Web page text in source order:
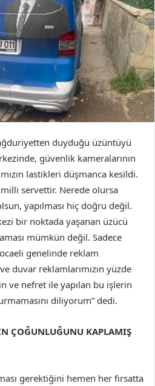
duyduğu üzüntüyü
güvenlik kameralarının
lastikleri düşmanca kesildi.
servettir. Nerede olursa
yapılması hiç doğru değil.
bir noktada yaşanan üzücü
mümkün değil. Sadece
genelinde reklam
duvar reklamlarımızın yüzde
ve nefret ile yapılan bu işlerin
diliyorum” dedi.
ÇOĞUNLUĞUNU KAPLAMIŞ
gerektiğini hemen her fırsatta